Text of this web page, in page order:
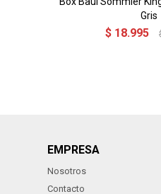
Gris
$ 18.995
EMPRESA
Nosotros
Contacto